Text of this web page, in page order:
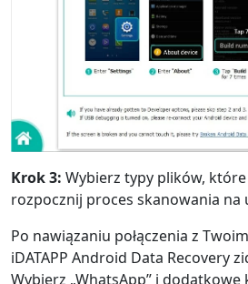
Krok 3: Wybierz typy plików,
rozpocznij proces skanowania na
Po nawiązaniu połączenia z
iDATAPP Android Data Recovery
Wybierz „WhatsApp” i